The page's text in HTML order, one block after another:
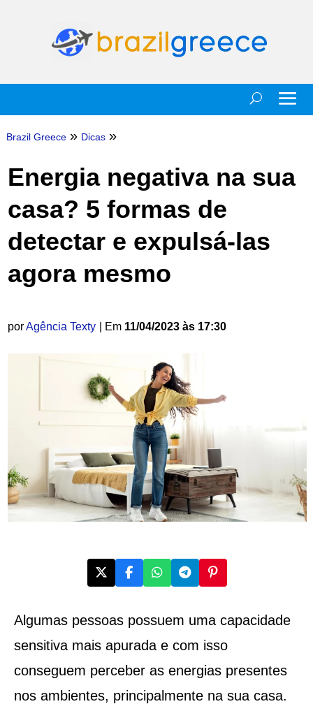
Brazil Greece » Dicas »
Energia negativa na sua
casa? 5 formas de
detectar e expulsá-las
agora mesmo
porAgência Texty | Em 11/04/2023 às 17:30
Algumas pessoas possuem uma capacidade
sensitiva mais apurada e com isso
conseguem perceber as energias presentes
nos ambientes, principalmente na sua casa.